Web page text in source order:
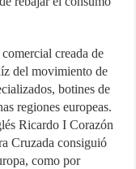
creada de
del movimiento de
botines de
regiones europeas.
Ricardo I Corazón
Cruzada consiguió
como por